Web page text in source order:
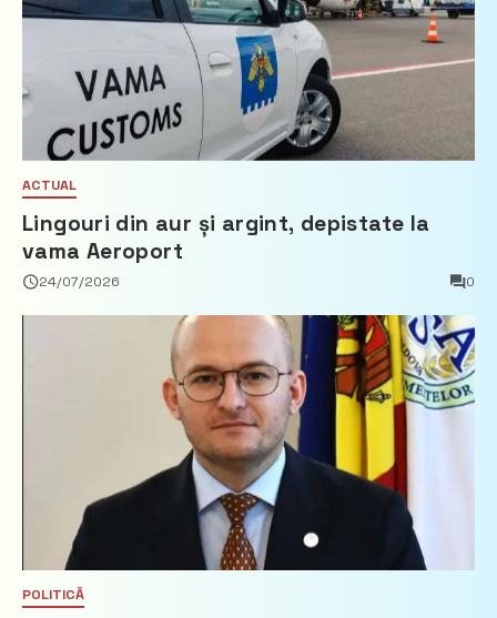
ACTUAL
Lingouri din aur și argint, depistate la
vama Aeroport
24/07/2026 0
POLITICĂ